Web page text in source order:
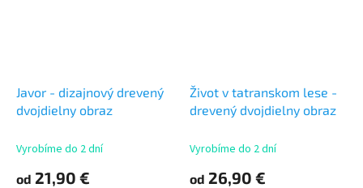
Javor - dizajnový drevený
dvojdielny obraz
Vyrobíme do 2 dní
od 21,90 €
Život v tatranskom lese -
drevený dvojdielny obraz
Vyrobíme do 2 dní
od 26,90 €